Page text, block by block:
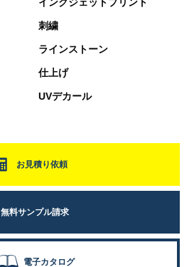
インクジェットプリント
刺繍
ラインストーン
仕上げ
UVデカール
お見積り依頼
無料サンプル請求
電子カタログ